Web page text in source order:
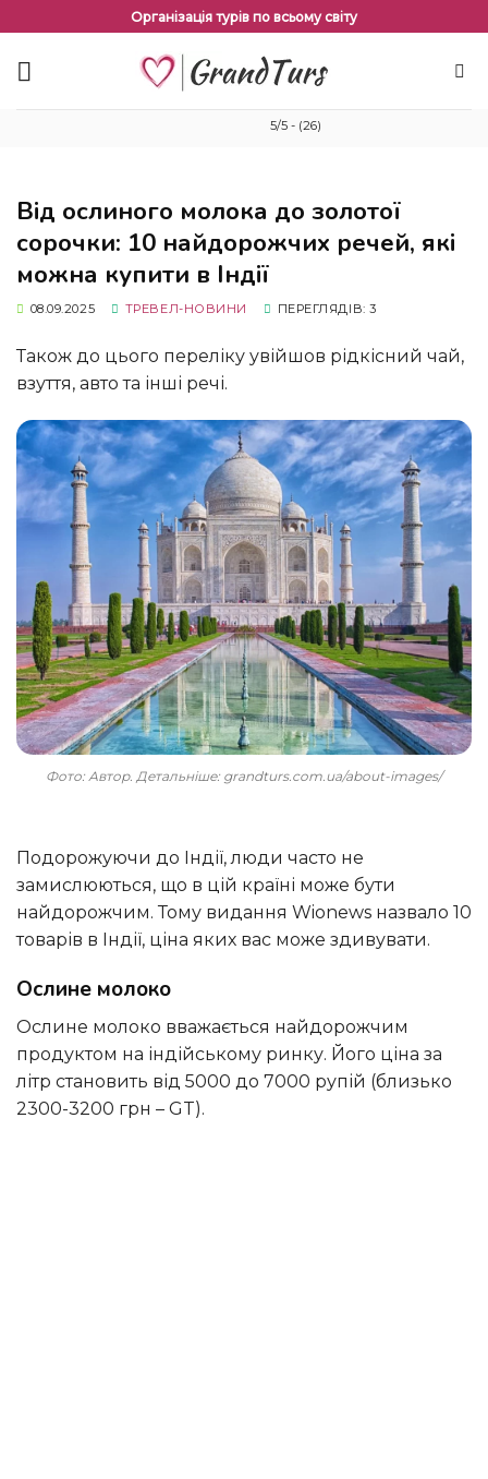
змісту
Організація турів по всьому світу
5/5 - (26)
Від ослиного молока до золотої
сорочки: 10 найдорожчих речей, які
можна купити в Індії
08.09.2025 ТРЕВЕЛ-НОВИНИ ПЕРЕГЛЯДІВ: 3
Також до цього переліку увійшов рідкісний чай,
взуття, авто та інші речі.
Фото: Автор. Детальніше: grandturs.com.ua/about-images/
Подорожуючи до Індії, люди часто не
замислюються, що в цій країні може бути
найдорожчим. Тому видання Wionews назвало 10
товарів в Індії, ціна яких вас може здивувати.
Ослине молоко
Ослине молоко вважається найдорожчим
продуктом на індійському ринку. Його ціна за
літр становить від 5000 до 7000 рупій (близько
2300-3200 грн – GT).